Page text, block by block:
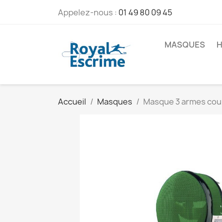
Appelez-nous : 01 49 80 09 45
MASQUES
Accueil Masques Masque 3 armes